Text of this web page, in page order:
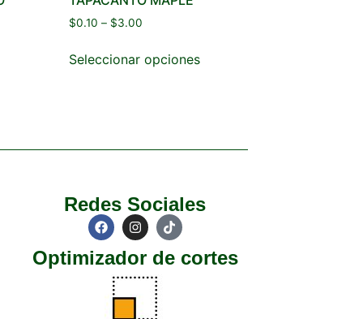
$0.10 – $3.00
Seleccionar opciones
Redes Sociales
Optimizador de cortes